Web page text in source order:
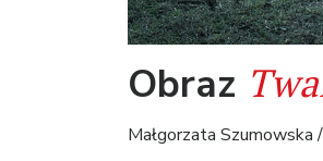
Obraz
Małgorzata